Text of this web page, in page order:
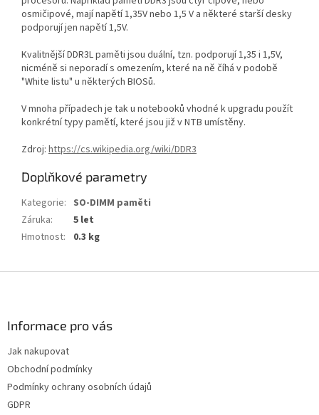
osmičipové, mají napětí 1,35V nebo 1,5 V a některé starší desky
podporují jen napětí 1,5V.
Kvalitnější DDR3L paměti jsou duální, tzn. podporují 1,35 i 1,5V,
nicméně si neporadí s omezením, které na ně číhá v podobě
"White listu" u některých BIOSů.
V mnoha případech je tak u notebooků vhodné k upgradu použít
konkrétní typy pamětí, které jsou již v NTB umístěny.
Zdroj: https://cs.wikipedia.org/wiki/DDR3
Doplňkové parametry
Kategorie: SO-DIMM paměti
Záruka:
5 let
Hmotnost: 0.3 kg
Informace pro vás
Jak nakupovat
Obchodní podmínky
Podmínky ochrany osobních údajů
GDPR